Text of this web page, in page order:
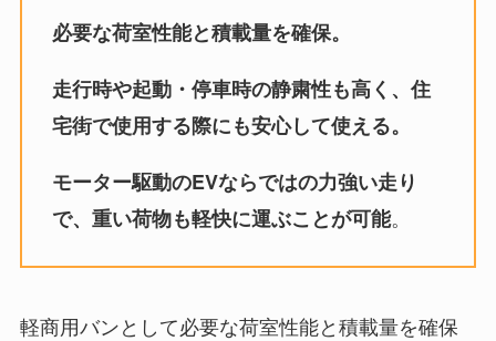
必要な荷室性能と積載量を確保。
走行時や起動・停車時の静粛性も高く、住
宅街で使用する際にも安心して使える。
モーター駆動のEVならではの力強い走り
で、重い荷物も軽快に運ぶことが可能。
軽商用バンとして必要な荷室性能と積載量を確保